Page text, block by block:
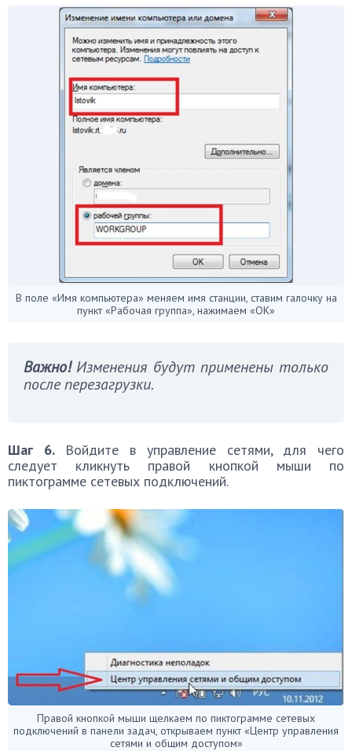
В поле «Имя компьютера» меняем имя станции, ставим галочку на
пункт «Рабочая группа», нажимаем «ОК»
Важно!Изменения будут применены только
после перезагрузки.
Шаг 6.Войдите в управление сетями, для чего
следует кликнуть правой кнопкой мыши по
пиктограмме сетевых подключений.
Правой кнопкой мыши щелкаем по пиктограмме сетевых
подключений в панели задач, открываем пункт «Центр управления
сетями и общим доступом»